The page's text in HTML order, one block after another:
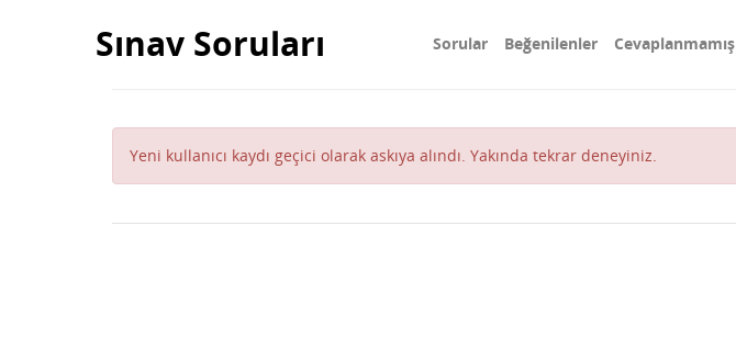
Sınav Soruları Sorular Beğenilenler Cevaplanmamış
Yeni kullanıcı kaydı geçici olarak askıya alındı. Yakında tekrar deneyiniz.